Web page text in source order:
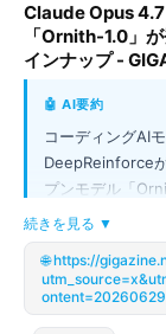
Claude Opus
「Ornith-1.0」
インナップ -
🤖 AI要約
コーディングAI
DeepReinforce
プンモデル「
デル（397B）は
ら、小型版（9B
という点が画期
AIの動きを決定
が特徴で、オー
続きを見る ▼
🌐 https://